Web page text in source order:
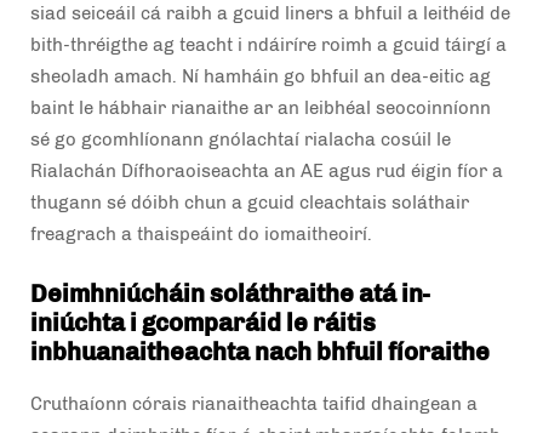
siad seiceáil cá raibh a gcuid liners a bhfuil a leithéid de
bith-thréigthe ag teacht i ndáiríre roimh a gcuid táirgí a
sheoladh amach. Ní hamháin go bhfuil an dea-eitic ag
baint le hábhair rianaithe ar an leibhéal seocoinníonn
sé go gcomhlíonann gnólachtaí rialacha cosúil le
Rialachán Dífhoraoiseachta an AE agus rud éigin fíor a
thugann sé dóibh chun a gcuid cleachtais soláthair
freagrach a thaispeáint do iomaitheoirí.
Deimhniúcháin soláthraithe atá in-
iniúchta i gcomparáid le ráitis
inbhuanaitheachta nach bhfuil fíoraithe
Cruthaíonn córais rianaitheachta taifid dhaingean a